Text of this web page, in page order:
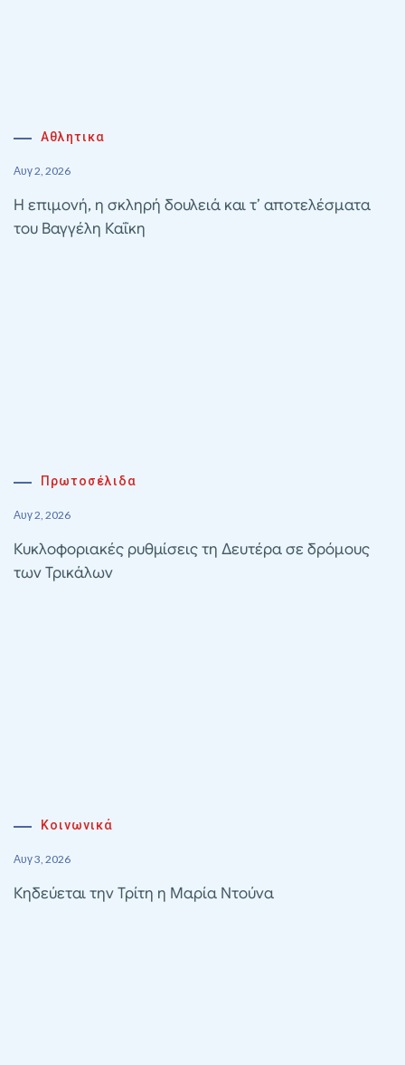
Αθλητικα
Αυγ 2, 2026
Η επιμονή, η σκληρή δουλειά και τ’ αποτελέσματα
του Βαγγέλη Καΐκη
Πρωτοσέλιδα
Αυγ 2, 2026
Κυκλοφοριακές ρυθμίσεις τη Δευτέρα σε δρόμους
των Τρικάλων
Κοινωνικά
Αυγ 3, 2026
Κηδεύεται την Τρίτη η Μαρία Ντούνα